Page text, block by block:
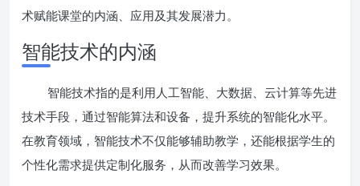
术赋能课堂的内涵、应用及其发展潜力。
智能技术的内涵
智能技术指的是利用人工智能、大数据、云计算等先进
技术手段，通过智能算法和设备，提升系统的智能化水平。
在教育领域，智能技术不仅能够辅助教学，还能根据学生的
个性化需求提供定制化服务，从而改善学习效果。